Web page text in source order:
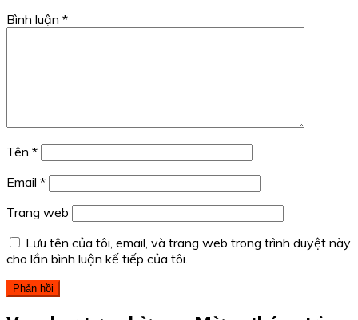
Bình luận *
Tên *
Email *
Trang web
Lưu tên của tôi, email, và trang web trong trình duyệt này
cho lần bình luận kế tiếp của tôi.